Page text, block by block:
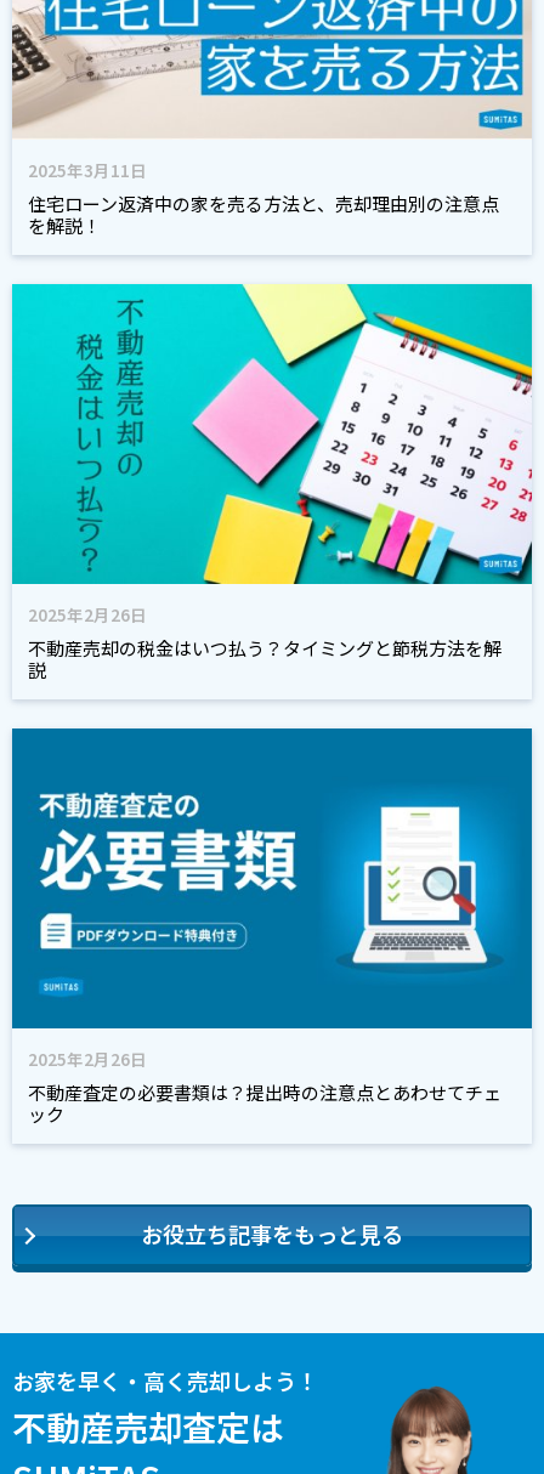
2025年3月11日
住宅ローン返済中の家を売る方法と、売却理由別の注意点
を解説！
2025年2月26日
不動産売却の税金はいつ払う？タイミングと節税方法を解
説
2025年2月26日
不動産査定の必要書類は？提出時の注意点とあわせてチェ
ック
お役立ち記事をもっと見る
お家を早く・高く売却しよう！
不動産売却査定は